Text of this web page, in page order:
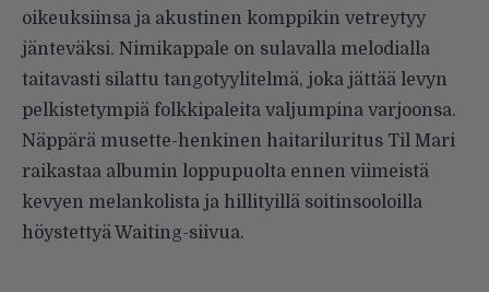
oikeuksiinsa ja akustinen komppikin vetreytyy
jänteväksi. Nimikappale on sulavalla melodialla
taitavasti silattu tangotyylitelmä, joka jättää levyn
pelkistetympiä folkkipaleita valjumpina varjoonsa.
Näppärä musette-henkinen haitariluritus Til Mari
raikastaa albumin loppupuolta ennen viimeistä
kevyen melankolista ja hillityillä soitinsooloilla
höystettyä Waiting-siivua.